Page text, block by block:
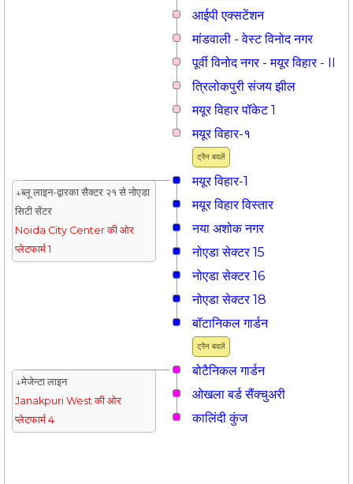
आईपी एक्सटेंशन
मांडवाली - वेस्ट विनोद नगर
पूर्वी विनोद नगर - मयूर विहार - II
त्रिलोकपुरी संजय झील
मयूर विहार पॉकेट 1
ट्रैन बदलें
मयूर विहार-१
मयूर विहार-1
↓ब्लू लाइन-द्वारका सैक्टर २१ से नोएडा
सिटी सेंटर
Noida City Center की ओर
प्लेटफार्म 1
मयूर विहार विस्तार
नया अशोक नगर
नोएडा सेक्टर 15
नोएडा सेक्टर 16
नोएडा सेक्टर 18
ट्रैन बदलें
बॉटानिकल गार्डन
बोटैनिकल गार्डन
↓मेजेन्टा लाइन
Janakpuri West की ओर
प्लेटफार्म 4
ओखला बर्ड सैंक्चुअरी
कालिंदी कुंज